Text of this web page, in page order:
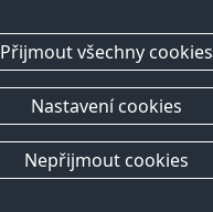
Přijmout všechny cookies
Nastavení cookies
Nepřijmout cookies